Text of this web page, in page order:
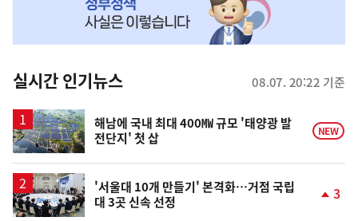
뉴
스
실시간 인기뉴스 08.07. 20:22 기준
해남에 국내 최대 400㎿ 규모 '태양광 발
전단지' 첫 삽
NEW
'서울대 10개 만들기' 본격화…거점 국립
대 3곳 신속 선정
3